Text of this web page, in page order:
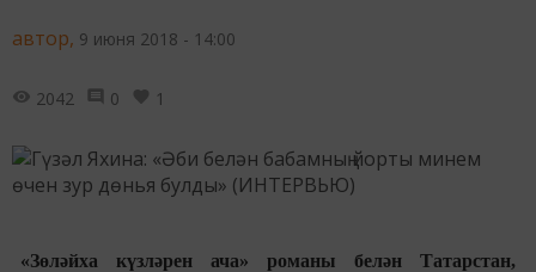
автор, 9 июня 2018 - 14:00
2042 0 1
«Зөләйха күзләрен ача» романы белән Татарстан,